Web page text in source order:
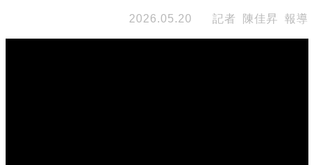
2026.05.20 記者 陳佳昇 報導